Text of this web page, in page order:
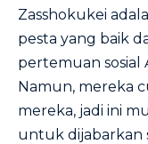
Zasshokukei
pesta yang baik
pertemuan
Namun, mereka
mereka, jadi ini
untuk dijabarkan